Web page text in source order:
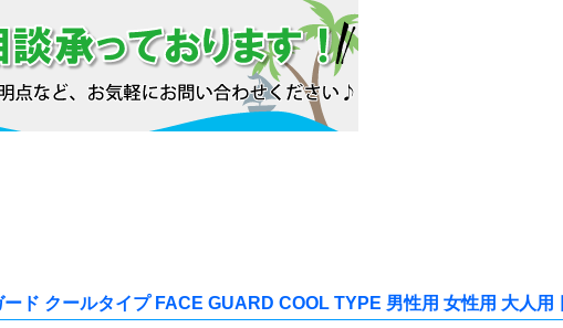
ド クールタイプ FACE GUARD COOL TYPE 男性用 女性用 大人用